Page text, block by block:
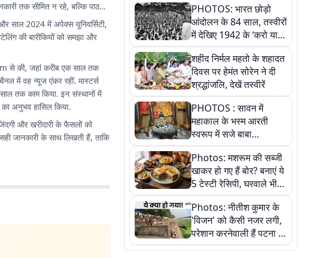
तक सीमित न रहे, बल्कि पाठकों
साल 2024 में अपेक्स यूनिवर्सिटी,
की बारीकियों को समझा और
से की, जहां करीब एक साल तक
में वह न्यूज एंकर रहीं. मास्टर्स
तक काम किया. इन संस्थानों में
अनुभव हासिल किया.
और खरीदारी के फैसलों को
जानकारी के साथ लिखती हैं, ताकि
PHOTOS: भारत छोड़ो
आंदोलन के 84 साल, तस्वीरों
में देखिए 1942 के ‘करो या
मरो’ आंदोलन की कहानी
शहीद निर्मल महतो के शहादत
दिवस पर हेमंत सोरेन ने दी
श्रद्धांजलि, देखें तस्वीरें
PHOTOS : सावन में
महाकाल के भस्म आरती
स्वरूप में सजे बाबा
औघड़दानी, तस्वीरों में करें
अद्भुत दर्शन
Photos: मशरूम की सब्जी
खाकर हो गए हैं बोर? बनाएं ये
5 टेस्टी रेसिपी, घरवाले भी
मांगेंगे बार-बार
Photos: नीतीश कुमार के
'विजन' को कैसी नजर लगी,
परेशान करनेवाली हैं पटना में
गंगा घाट की ये 11 तस्वीरें